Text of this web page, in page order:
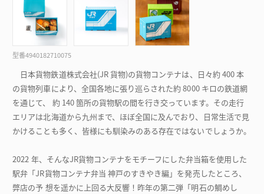
型番4940182710075
日本貨物鉄道株式会社(JR 貨物)の貨物コンテナは、日々約 400 本
の貨物列車により、全国各地に張り巡らされた約 8000 キロの鉄道網
を通じて、 約 140 箇所の貨物駅の間を行き交っています。その走行
エリアは北海道から九州まで、ほぼ全国に及んでおり、日常生活で見
かけることも多く、皆様にも馴染みのある存在ではないでしょうか。
2022 年、そんなJR貨物コンテナをモチーフにした弁当箱を使用した
駅弁「JR貨物コンテナ弁当 神戸のすきやき編」を発売したところ、
弊店の予 想を遥かに上回る大反響！昨年の第二弾「明石の鯛めし